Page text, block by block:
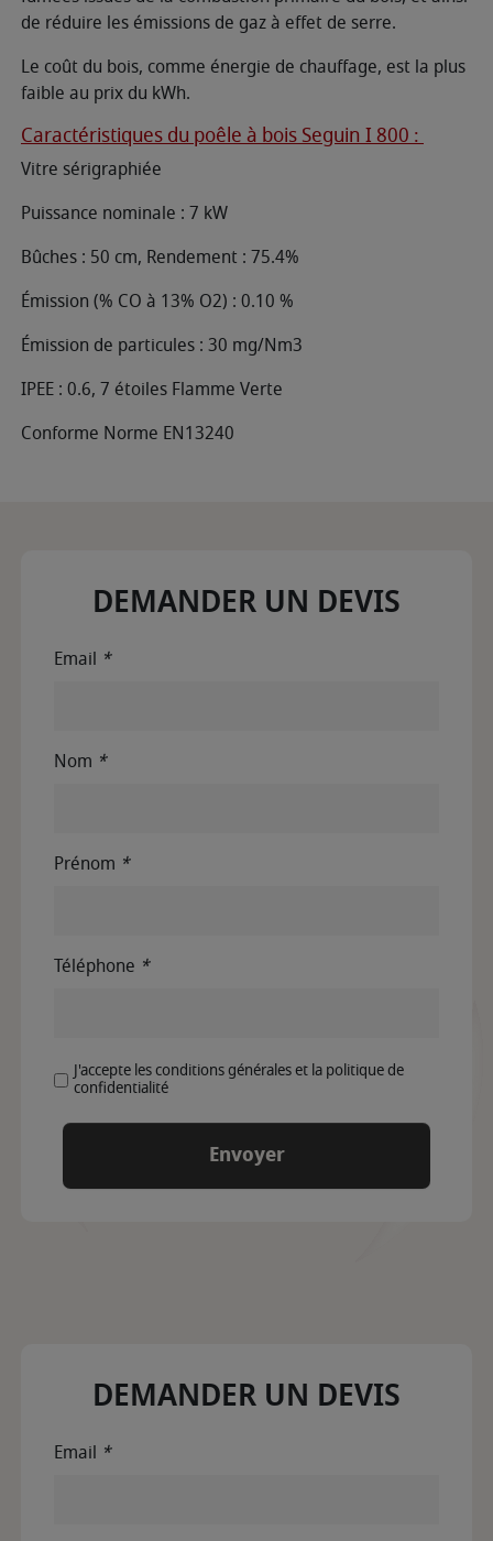
de réduire les émissions de gaz à effet de serre.
Le coût du bois, comme énergie de chauffage, est la plus
faible au prix du kWh.
Caractéristiques du poêle à bois Seguin I 800 :
Vitre sérigraphiée
Puissance nominale : 7 kW
Bûches : 50 cm, Rendement : 75.4%
Émission (% CO à 13% O2) : 0.10 %
Émission de particules : 30 mg/Nm3
IPEE : 0.6, 7 étoiles Flamme Verte
Conforme Norme EN13240
DEMANDER UN DEVIS
Email *
Nom *
Prénom *
Téléphone *
J'accepte les conditions générales et la politique de
confidentialité
DEMANDER UN DEVIS
Email *